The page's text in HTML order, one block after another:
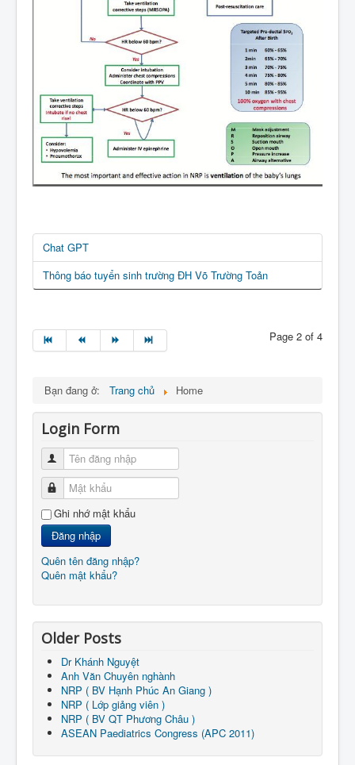
Chat GPT
Thông báo tuyển sinh trường ĐH Võ Trường Toản
Page 2 of 4
Bạn đang ở: Trang chủ Home
Login Form
Tên đăng nhập
Mật khẩu
Ghi nhớ mật khẩu
Đăng nhập
Quên tên đăng nhập?
Quên mật khẩu?
Older Posts
Dr Khánh Nguyệt
Anh Văn Chuyên nghành
NRP ( BV Hạnh Phúc An Giang )
NRP ( Lớp giảng viên )
NRP ( BV QT Phương Châu )
ASEAN Paediatrics Congress (APC 2011)